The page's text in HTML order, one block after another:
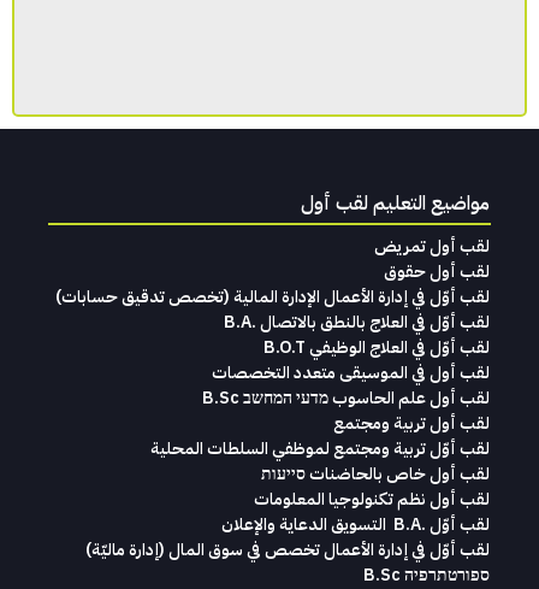
مواضيع التعليم لقب أول
لقب أول تمريض
لقب أول حقوق
لقب‭ ‬أوّل‭ ‬في‭ ‬إدارة‭ ‬الأعمال الإدارة‭ ‬المالية (تخصص‭ ‬تدقيق‭ ‬حسابات)‬
لقب أوّل في العلاج بالنطق بالاتصال .B.A
لقب أوّل في العلاج الوظيفي B.O.T
لقب‭ ‬أول في‭ ‬الموسيقى‭ ‬متعدد‭ ‬التخصصات‭
لقب أول علم الحاسوب מדעי המחשב B.Sc
لقب أول تربية ومجتمع
لقب أوّل تربية ومجتمع لموظفي السلطات المحلية
لقب أول خاص بالحاضنات סייעות
لقب أول نظم تكنولوجيا المعلومات
لقب‭ ‬أوّل .‭ ‬B.A التسويق‭ ‬الدعاية‭ ‬والإعلان
لقب‭ ‬أوّل‭ ‬في‭ ‬إدارة‭ ‬الأعمال تخصص‭ ‬في‭ ‬سوق‭ ‬المال ‭)‬إدارة‭ ‬ماليّة‭ (
ספורטתרפיה B.Sc